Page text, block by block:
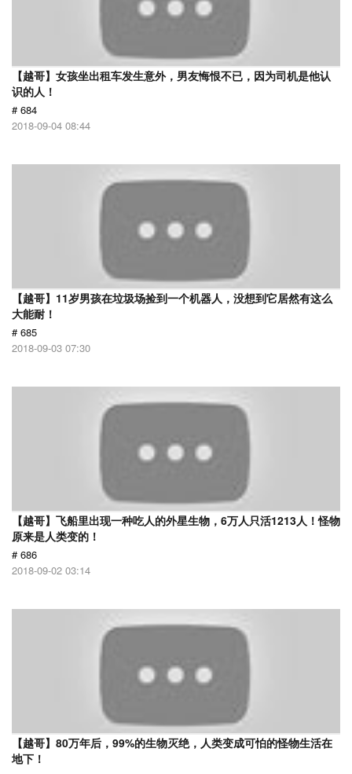
【越哥】女孩坐出租车发生意外，男友悔恨不已，因为司机是他认
识的人！
# 684
2018-09-04 08:44
【越哥】11岁男孩在垃圾场捡到一个机器人，没想到它居然有这么
大能耐！
# 685
2018-09-03 07:30
【越哥】飞船里出现一种吃人的外星生物，6万人只活1213人！怪物
原来是人类变的！
# 686
2018-09-02 03:14
【越哥】80万年后，99%的生物灭绝，人类变成可怕的怪物生活在
地下！